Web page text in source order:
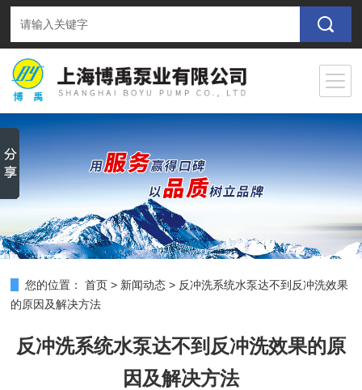
您的位置： 首页 > 新闻动态 > 反冲洗系统水泵达不到反冲洗效果
的原因及解决方法
反冲洗系统水泵达不到反冲洗效果的原
因及解决方法